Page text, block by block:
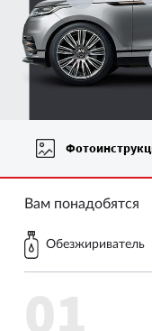
Вам понадобятся
Обезжириватель